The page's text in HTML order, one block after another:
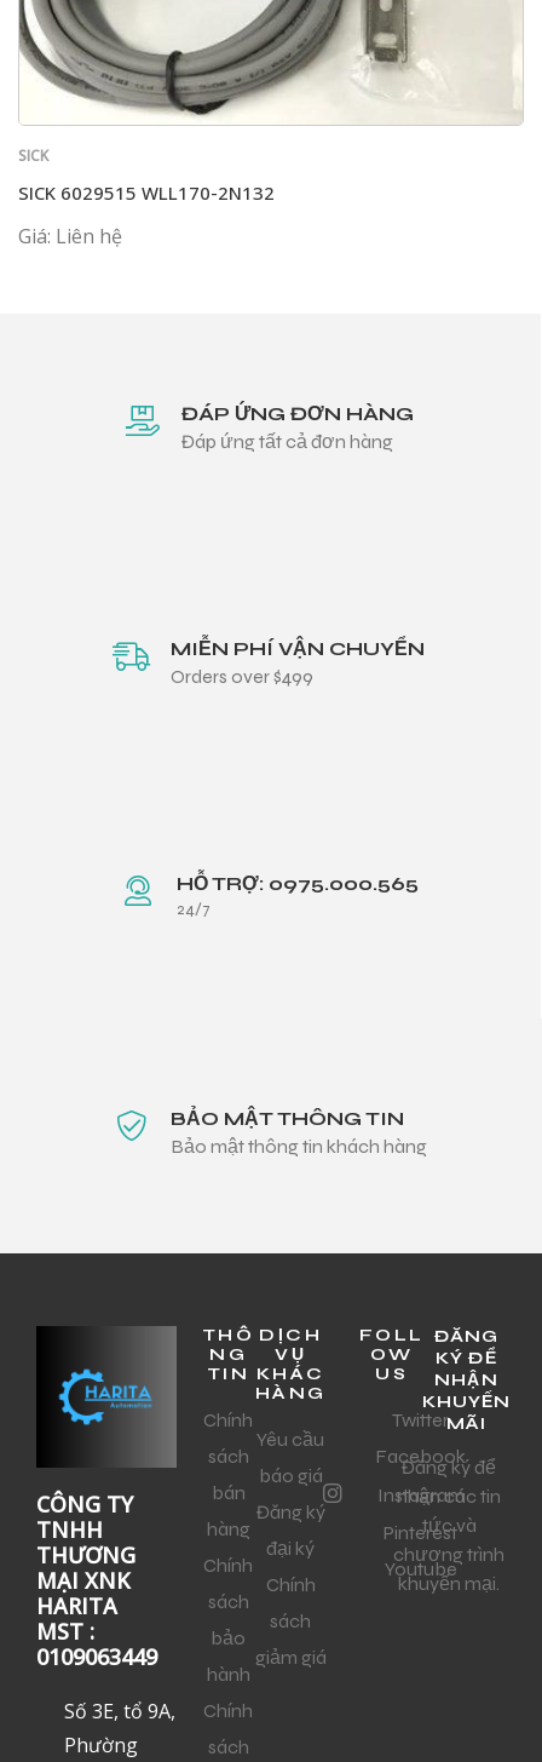
SICK
SICK 6029515 WLL170-2N132
Giá: Liên hệ
ĐÁP ỨNG ĐƠN HÀNG
Đáp ứng tất cả đơn hàng
MIỄN PHÍ VẬN CHUYỂN
Orders over $499
HỖ TRỢ: 0975.000.565
24/7
BẢO MẬT THÔNG TIN
Bảo mật thông tin khách hàng
CÔNG TY
TNHH
THƯƠNG
MẠI XNK
HARITA
MST :
0109063449
Số 3E, tổ 9A,
Phường
THÔ
NG
TIN
Chính
sách
bán
hàng
Chính
sách
bảo
hành
Chính
sách
DỊCH
VỤ
KHÁC
HÀNG
Yêu cầu
báo giá
Đăng ký
đại ký
Chính
sách
giảm giá
FOLL
OW
US
Twitter
Facebook
Instagram
Pinterest
Youtube
ĐĂNG
KÝ ĐỂ
NHẬN
KHUYẾN
MÃI
Đăng ký để
nhận các tin
tức và
chương trình
khuyến mại.